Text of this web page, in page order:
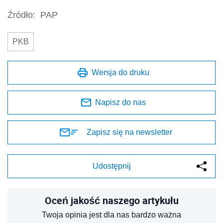
Źródło: PAP
PKB
Wersja do druku
Napisz do nas
Zapisz się na newsletter
Udostępnij
Oceń jakość naszego artykułu
Twoja opinia jest dla nas bardzo ważna